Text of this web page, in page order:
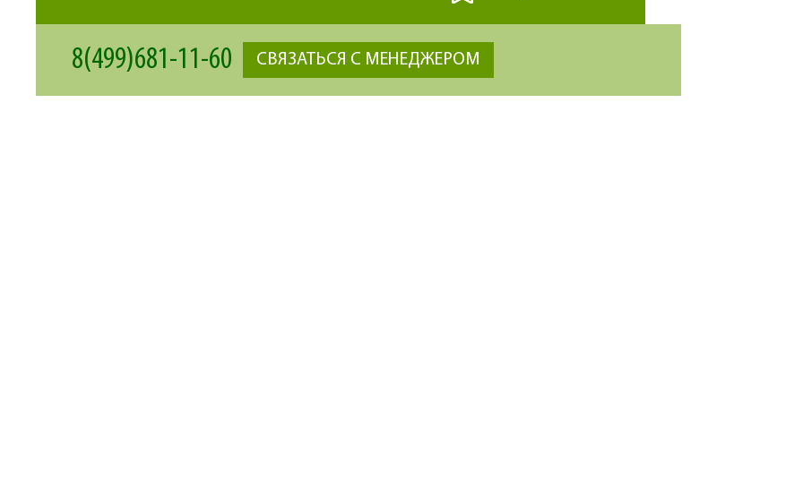
8(499)681-11-60 СВЯЗАТЬСЯ С МЕНЕДЖЕРОМ